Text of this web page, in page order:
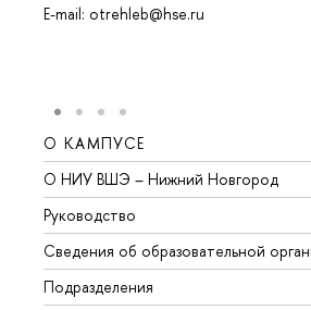
E-mail: otrehleb@hse.ru
О КАМПУСЕ
О НИУ ВШЭ – Нижний Новгород
Руководство
Сведения об образовательной
Подразделения